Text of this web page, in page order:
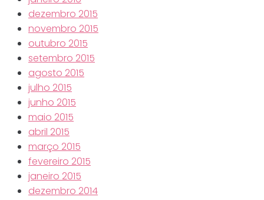
dezembro 2015
novembro 2015
outubro 2015
setembro 2015
agosto 2015
julho 2015
junho 2015
maio 2015
abril 2015
março 2015
fevereiro 2015
janeiro 2015
dezembro 2014